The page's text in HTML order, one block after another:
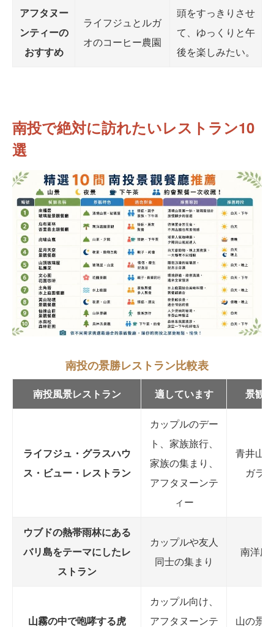
アフタヌー
ンティーの
おすすめ
ライフジュとルガ
オのコーヒー農園
頭をすっきりさせ
て、ゆっくりと午
後を楽しみたい。
南投で絶対に訪れたいレストラン10
選
南投の景勝レストラン比較表
南投風景レストラン 適しています 景観
ライフジュ・グラスハウ
ス・ビュー・レストラン
カップルのデー
ト、家族旅行、
家族の集まり、
アフタヌーンテ
ィー
青井山
ガラ
ウブドの熱帯雨林にある
バリ島をテーマにしたレ
ストラン
カップルや友人
同士の集まり
南洋庭
山霧の中で咆哮する虎
カップル向け、
アフタヌーンテ
山の景